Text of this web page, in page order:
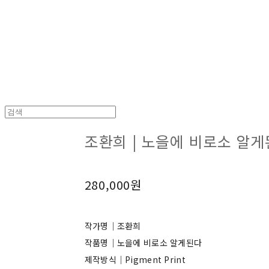
조환희 | 노을에 비로소 알게
280,000원
작가명｜조환희
작품명｜노을에 비로소 알게된다
제작방식｜Pigment Print